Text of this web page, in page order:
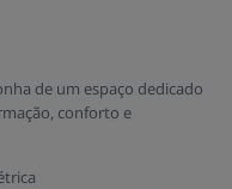
de um espaço dedicado
conforto e